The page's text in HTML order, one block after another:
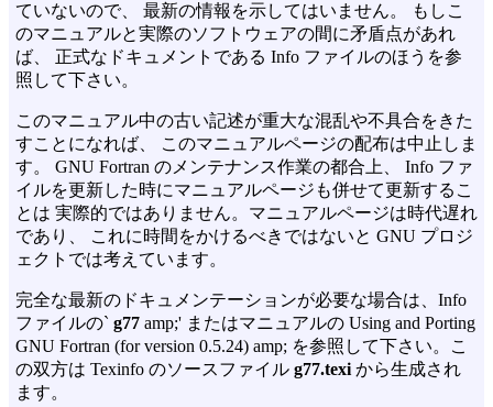
ていないので、 最新の情報を示してはいません。 もしこ
のマニュアルと実際のソフトウェアの間に矛盾点があれ
ば、 正式なドキュメントである Info ファイルのほうを参
照して下さい。
このマニュアル中の古い記述が重大な混乱や不具合をきた
すことになれば、 このマニュアルページの配布は中止しま
す。 GNU Fortran のメンテナンス作業の都合上、 Info ファ
イルを更新した時にマニュアルページも併せて更新するこ
とは 実際的ではありません。マニュアルページは時代遅れ
であり、 これに時間をかけるべきではないと GNU プロジ
ェクトでは考えています。
完全な最新のドキュメンテーションが必要な場合は、Info
ファイルの` g77 amp;' またはマニュアルの Using and Porting
GNU Fortran (for version 0.5.24) amp; を参照して下さい。こ
の双方は Texinfo のソースファイル g77.texi から生成され
ます。